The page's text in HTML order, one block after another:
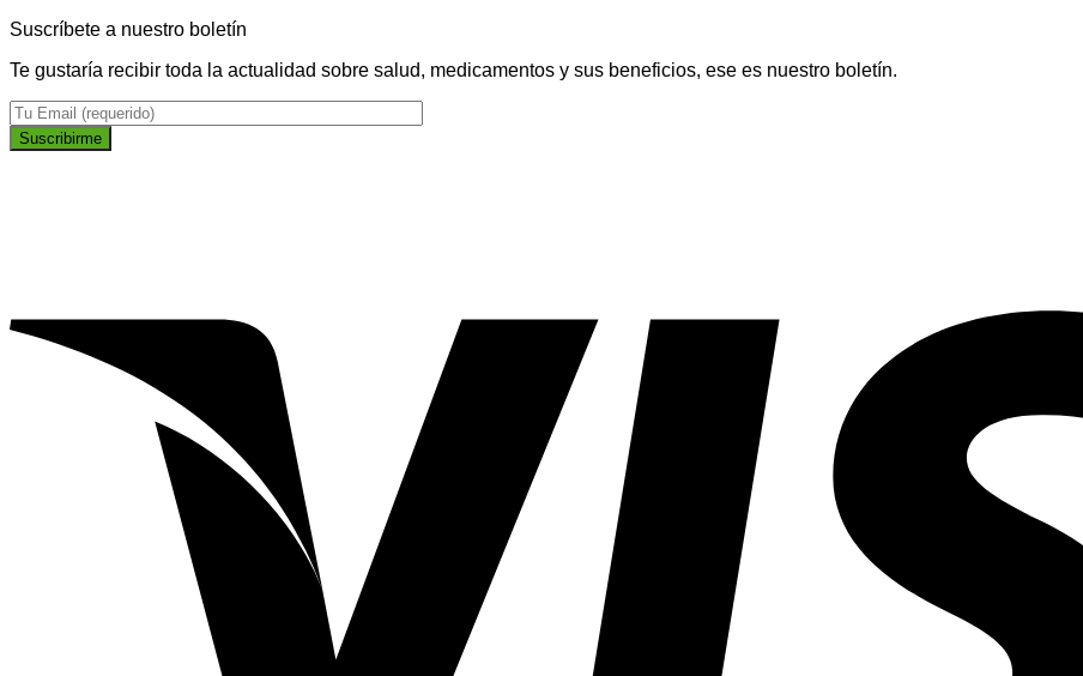
Suscríbete a nuestro boletín
Te gustaría recibir toda la actualidad sobre salud, medicamentos y sus beneficios, ese es nuestro boletín.